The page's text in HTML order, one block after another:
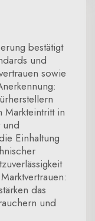
bestätigt
und
sowie
in
und
Einhaltung
das
und